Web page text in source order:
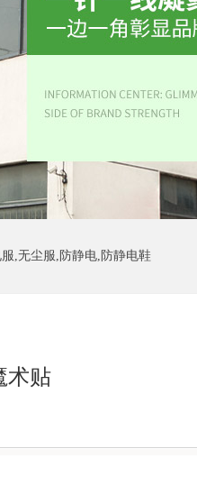
服,无尘服,防静电,防静电鞋
术贴